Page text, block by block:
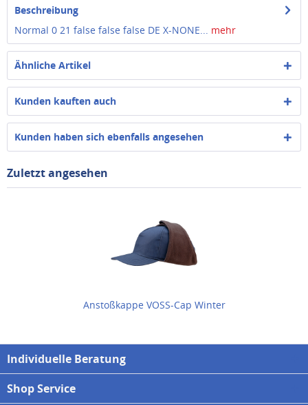
Beschreibung
Normal 0 21 false false false DE X-NONE... mehr
Ähnliche Artikel
Kunden kauften auch
Kunden haben sich ebenfalls angesehen
Zuletzt angesehen
Anstoßkappe VOSS-Cap Winter
Individuelle Beratung
Shop Service